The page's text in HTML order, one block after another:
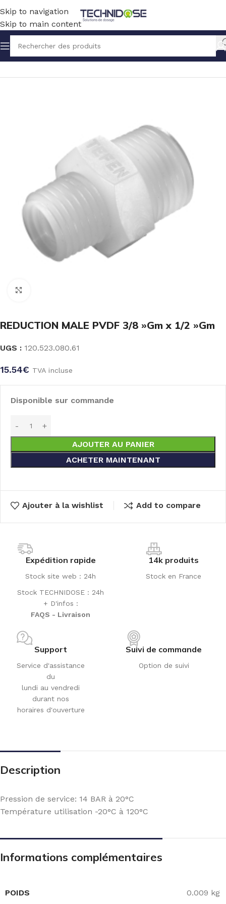
Skip to navigation
Skip to main content
Accueil TUYAUX ET RACCORDS RACCORDS PVDF
REDUCTION MALE PVDF 3/8 »Gm x 1/2 »Gm
UGS : 120.523.080.61
15.54€ TVA incluse
Disponible sur commande
AJOUTER AU PANIER
ACHETER MAINTENANT
Ajouter à la wishlist Add to compare
Expédition rapide
Stock site web : 24h
Stock TECHNIDOSE : 24h
+ D'infos :
FAQS - Livraison
14k produits
Stock en France
Support
Service d'assistance
du
lundi au vendredi
durant nos
horaires d'ouverture
Suivi de commande
Option de suivi
Description
Pression de service: 14 BAR à 20°C
Température utilisation -20°C à 120°C
Informations complémentaires
POIDS 0.009 kg